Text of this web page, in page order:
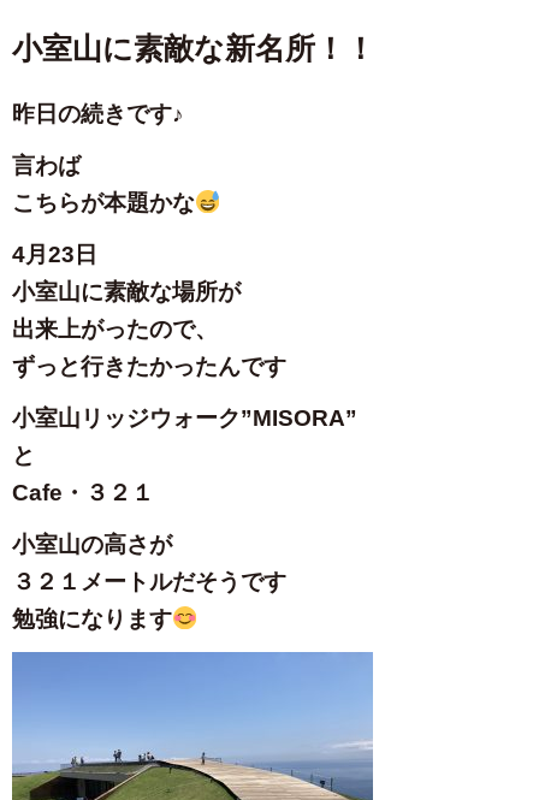
小室山に素敵な新名所！！
昨日の続きです♪
言わば
こちらが本題かな
4月23日
小室山に素敵な場所が
出来上がったので、
ずっと行きたかったんです
小室山リッジウォーク”MISORA”
と
Cafe・３２１
小室山の高さが
３２１メートルだそうです
勉強になります